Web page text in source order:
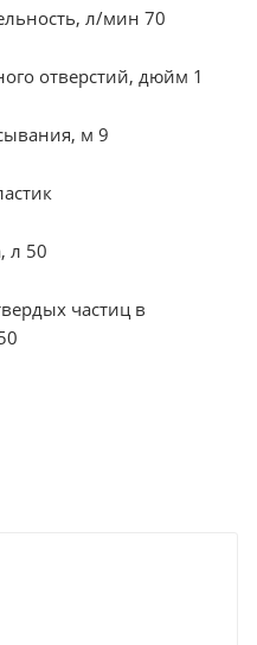
л/мин 70
отверстий, дюйм 1
м 9
л 50
частиц в